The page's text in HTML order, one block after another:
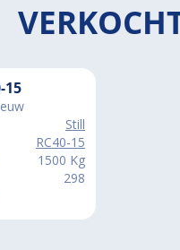
15
Still
RC40-15
1500 Kg
298